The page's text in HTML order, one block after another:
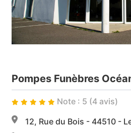
Pompes Funèbres
Note : 5 (4 avis)
12, Rue du Bois - 44510 -